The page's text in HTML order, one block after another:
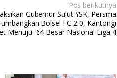
Pos berikutnya
Gubernur Sulut YSK, Persma
Bolsel FC 2-0, Kantongi
Menuju 64 Besar Nasional Liga 4